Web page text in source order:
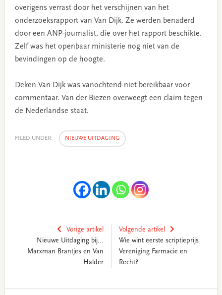
overigens verrast door het verschijnen van het
onderzoeksrapport van Van Dijk. Ze werden benaderd
door een ANP-journalist, die over het rapport beschikte.
Zelf was het openbaar ministerie nog niet van de
bevindingen op de hoogte.
Deken Van Dijk was vanochtend niet bereikbaar voor
commentaar. Van der Biezen overweegt een claim tegen
de Nederlandse staat.
FILED UNDER: NIEUWE UITDAGING
Vorige artikel
Nieuwe Uitdaging bij...
Marxman Brantjes en Van
Halder
Volgende artikel
Wie wint eerste scriptieprijs
Vereniging Farmacie en
Recht?